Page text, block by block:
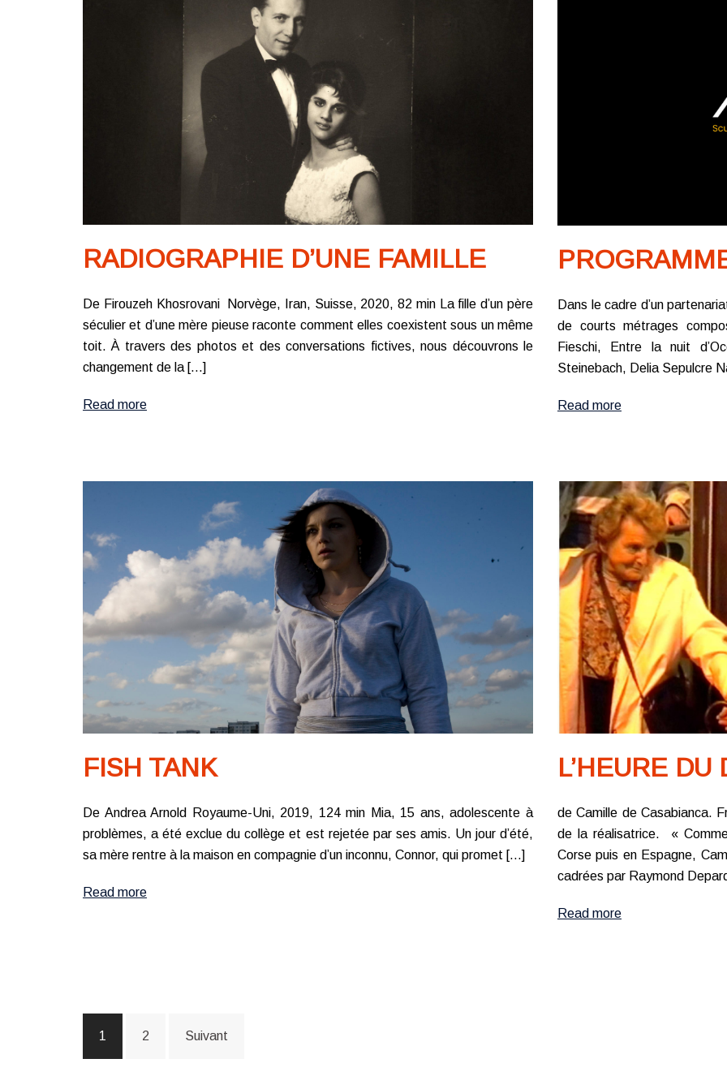
RADIOGRAPHIE D’UNE FAMILLE
De Firouzeh Khosrovani Norvège, Iran, Suisse, 2020, 82 min La fille d’un père
séculier et d’une mère pieuse raconte comment elles coexistent sous un même
toit. À travers des photos et des conversations fictives, nous découvrons le
changement de la […]
Read more
Dans le cadre d’un
de courts métrages
Fieschi, Entre la nuit
Steinebach, Delia Sepulcre
Read more
FISH TANK
De Andrea Arnold Royaume-Uni, 2019, 124 min Mia, 15 ans, adolescente à
problèmes, a été exclue du collège et est rejetée par ses amis. Un jour d’été,
sa mère rentre à la maison en compagnie d’un inconnu, Connor, qui promet […]
Read more
L’HEURE DU
de Camille de Casabianca.
de la réalisatrice. «
Corse puis en Espagne,
cadrées par Raymond
Read more
Navigation
1 2 Suivant